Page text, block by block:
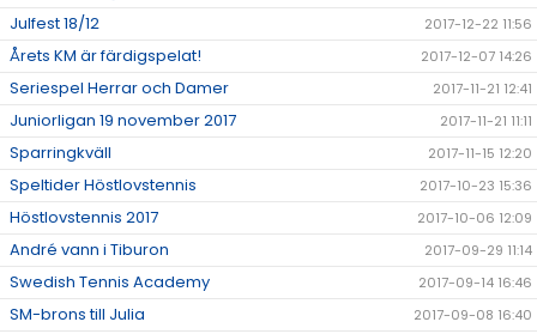
Julfest 18/12 2017-12-22 11:56
Årets KM är färdigspelat! 2017-12-07 14:26
Seriespel Herrar och Damer 2017-11-21 12:41
Juniorligan 19 november 2017 2017-11-21 11:11
Sparringkväll 2017-11-15 12:20
Speltider Höstlovstennis 2017-10-23 15:36
Höstlovstennis 2017 2017-10-06 12:09
André vann i Tiburon 2017-09-29 11:14
Swedish Tennis Academy 2017-09-14 16:46
SM-brons till Julia 2017-09-08 16:40